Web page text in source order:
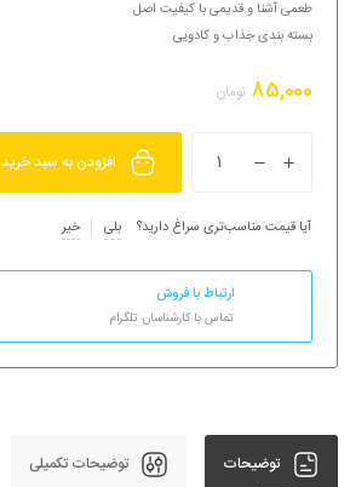
طعمی آشنا و قدیمی با کیفیت اصل
بسته بندی جذاب و کادویی
85,000 تومان
افزودن به سبد خرید
آیا قیمت مناسب‌تری سراغ دارید؟ بلی خیر
ارتباط با فروش
تماس با کارشناسان تلگرام
توضیحات توضیحات تکمیلی